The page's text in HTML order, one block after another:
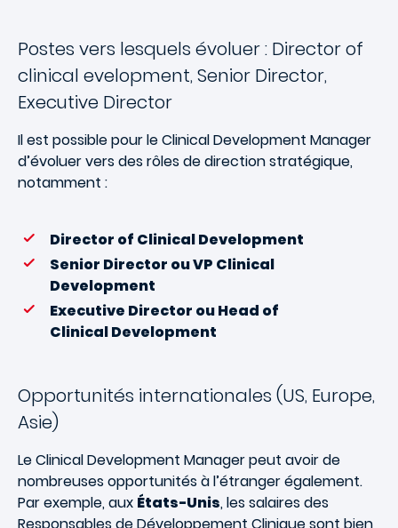
Postes vers lesquels évoluer : Director of
clinical evelopment, Senior Director,
Executive Director
Il est possible pour le Clinical Development Manager
d’évoluer vers des rôles de direction stratégique,
notamment :
Director of Clinical Development
Senior Director ou VP Clinical
Development
Executive Director ou Head of
Clinical Development
Opportunités internationales (US, Europe,
Asie)
Le Clinical Development Manager peut avoir de
nombreuses opportunités à l’étranger également.
Par exemple, aux États-Unis, les salaires des
Responsables de Développement Clinique sont bien